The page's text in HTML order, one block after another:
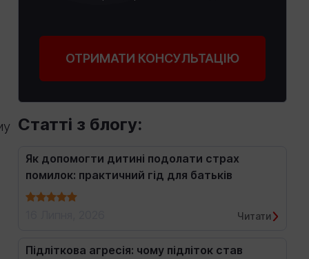
ОТРИМАТИ КОНСУЛЬТАЦІЮ
Статті з блогу:
Як допомогти дитині подолати страх
помилок: практичний гід для батьків
Читати
Підліткова агресія: чому підліток став